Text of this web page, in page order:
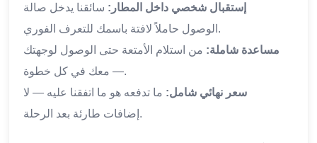
إستقبال شخصي داخل المطار: سائقنا يدخل صالة
الوصول حاملاً لافتة باسمك للتعرف الفوري.
مساعدة شاملة: من استلام الأمتعة حتى الوصول لوجهتك
— معك في كل خطوة.
سعر نهائي شامل: ما تدفعه هو ما اتفقنا عليه — لا
إضافات طارئة بعد الرحلة.